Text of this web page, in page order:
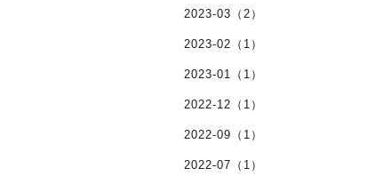
2023-03（2）
2023-02（1）
2023-01（1）
2022-12（1）
2022-09（1）
2022-07（1）